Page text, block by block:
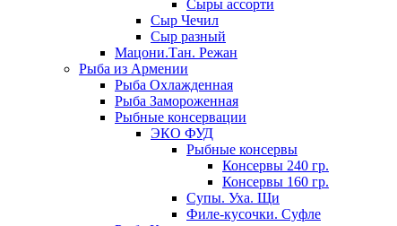
Сыры ассорти
Сыр Чечил
Сыр разный
Мацони.Тан. Режан
Рыба из Армении
Рыба Охлажденная
Рыба Замороженная
Рыбные консервации
ЭКО ФУД
Рыбные консервы
Консервы 240 гр.
Консервы 160 гр.
Супы. Уха. Щи
Филе-кусочки. Суфле